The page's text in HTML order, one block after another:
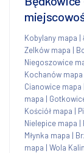
Kobylany mapa |
Zelków mapa |
Niegoszowice
Kochanów mapa
Cianowice mapa
mapa |
Kościół mapa |
Nielepice mapa |
Młynka mapa |
mapa | Wola